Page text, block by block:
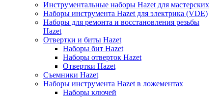
Инструментальные наборы Hazet для мастерских
Наборы инструмента Hazet для электрика (VDE)
Наборы для ремонта и восстановления резьбы
Hazet
Отвертки и биты Hazet
Наборы бит Hazet
Наборы отверток Hazet
Отвертки Hazet
Съемники Hazet
Наборы инструмента Hazet в ложементах
Наборы ключей